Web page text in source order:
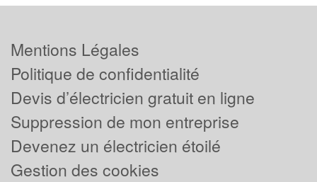
Mentions Légales
Politique de confidentialité
Devis d’électricien gratuit en ligne
Suppression de mon entreprise
Devenez un électricien étoilé
Gestion des cookies